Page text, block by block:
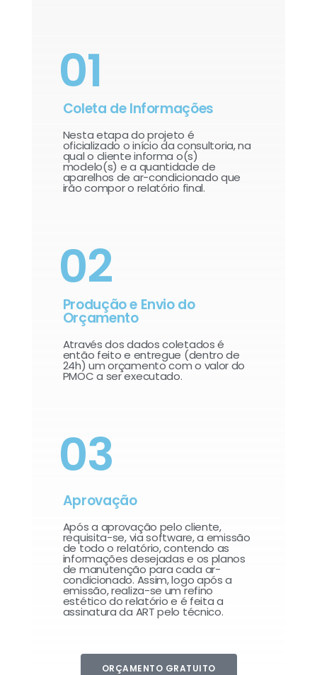
01
Coleta de Informações
Nesta etapa do projeto é
oficializado o início da consultoria, na
qual o cliente informa o(s)
modelo(s) e a quantidade de
aparelhos de ar-condicionado que
irão compor o relatório final.​
02
Produção e Envio do
Orçamento
Através dos dados coletados é
então feito e entregue (dentro de
24h) um orçamento com o valor do
PMOC a ser executado.
03
Aprovação
Após a aprovação pelo cliente,
requisita-se, via software, a emissão
de todo o relatório, contendo as
informações desejadas e os planos
de manutenção para cada ar-
condicionado. Assim, logo após a
emissão, realiza-se um refino
estético do relatório e é feita a
assinatura da ART pelo técnico.
ORÇAMENTO GRATUITO